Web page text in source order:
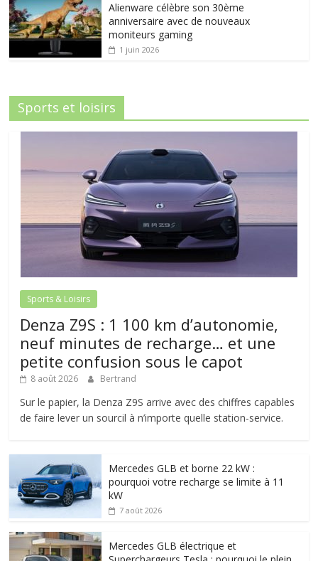
Alienware célèbre son 30ème
anniversaire avec de nouveaux
moniteurs gaming
1 juin 2026
Sports et loisirs
Sports & Loisirs
Denza Z9S : 1 100 km d’autonomie,
neuf minutes de recharge… et une
petite confusion sous le capot
8 août 2026 Bertrand
Sur le papier, la Denza Z9S arrive avec des chiffres capables
de faire lever un sourcil à n’importe quelle station-service.
Mercedes GLB et borne 22 kW :
pourquoi votre recharge se limite à 11
kW
7 août 2026
Mercedes GLB électrique et